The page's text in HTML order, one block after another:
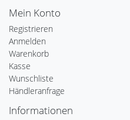
Mein Konto
Registrieren
Anmelden
Warenkorb
Kasse
Wunschliste
Händleranfrage
Informationen